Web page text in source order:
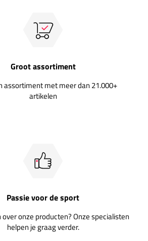
Groot assortiment
assortiment met meer dan 21.000+
artikelen
Passie voor de sport
over onze producten? Onze specialisten
helpen je graag verder.